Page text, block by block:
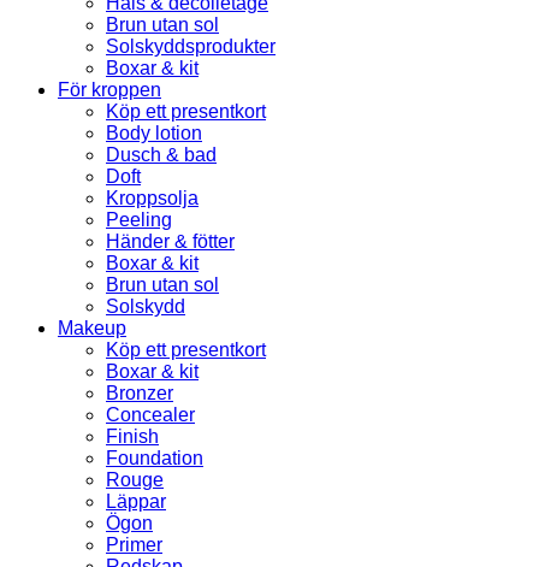
Brun utan sol
Solskyddsprodukter
Boxar & kit
För kroppen
Köp ett presentkort
Body lotion
Dusch & bad
Doft
Kroppsolja
Peeling
Händer & fötter
Boxar & kit
Brun utan sol
Solskydd
Makeup
Köp ett presentkort
Boxar & kit
Bronzer
Concealer
Finish
Foundation
Rouge
Läppar
Ögon
Primer